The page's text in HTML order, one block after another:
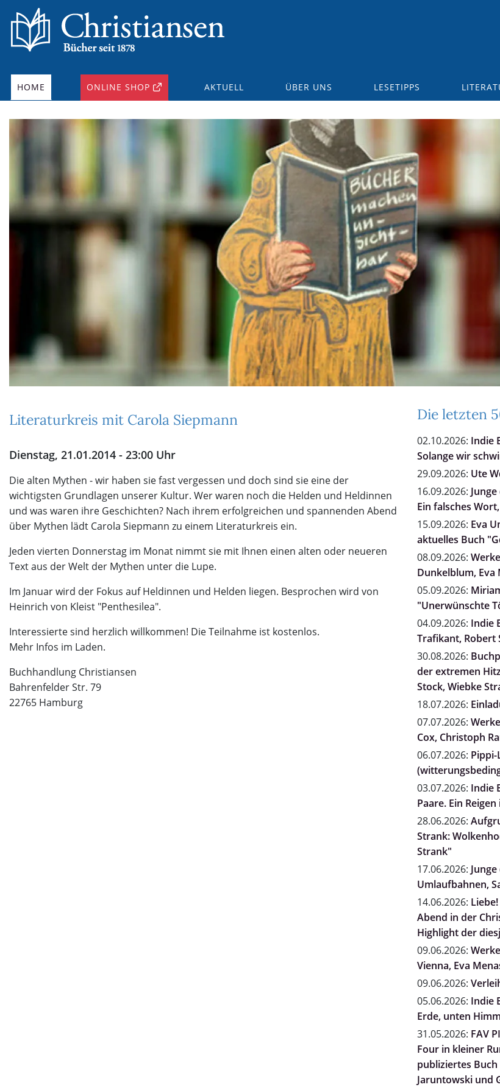
HOME ONLINE SHOP AKTUELL ÜBER UNS LESETIPPS
Literaturkreis mit Carola Siepmann
Dienstag, 21.01.2014 - 23:00 Uhr
Die alten Mythen - wir haben sie fast vergessen und doch sind sie eine der
wichtigsten Grundlagen unserer Kultur. Wer waren noch die Helden und Heldinnen
und was waren ihre Geschichten? Nach ihrem erfolgreichen und spannenden Abend
über Mythen lädt Carola Siepmann zu einem Literaturkreis ein.
Jeden vierten Donnerstag im Monat nimmt sie mit Ihnen einen alten oder neueren
Text aus der Welt der Mythen unter die Lupe.
Im Januar wird der Fokus auf Heldinnen und Helden liegen. Besprochen wird von
Heinrich von Kleist "Penthesilea".
Interessierte sind herzlich willkommen! Die Teilnahme ist kostenlos.
Mehr Infos im Laden.
Buchhandlung Christiansen
Bahrenfelder Str. 79
22765 Hamburg
Die letzten
02.10.2026: Indie
Solange wir
29.09.2026: Ute
16.09.2026:
Ein falsches
15.09.2026: Eva
aktuelles Buch
08.09.2026:
Dunkelblum, Eva
05.09.2026:
"Unerwünschte
04.09.2026: Indie
Trafikant, Robert
30.08.2026:
der extremen
Stock, Wiebke
18.07.2026:
07.07.2026:
Cox, Christoph
06.07.2026:
03.07.2026: Indie
Paare. Ein
28.06.2026:
Strank:
Strank"
17.06.2026:
Umlaufbahnen,
14.06.2026:
Abend in der
Highlight der
09.06.2026:
Vienna, Eva
09.06.2026:
05.06.2026: Indie
Erde, unten
31.05.2026: FAV
Four in kleiner
publiziertes Buch
Jaruntowski und